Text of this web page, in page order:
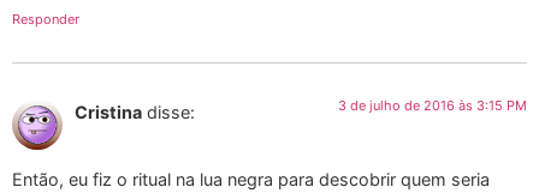
Responder
Cristina disse: 3 de julho de 2016 às 3:15 PM
Então, eu fiz o ritual na lua negra para descobrir quem seria